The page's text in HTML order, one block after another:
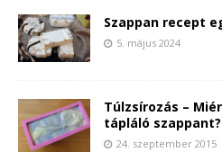
Szappan recept
5. május 2024
Túlzsírozás –
tápláló szappant?
24. szeptember 2015